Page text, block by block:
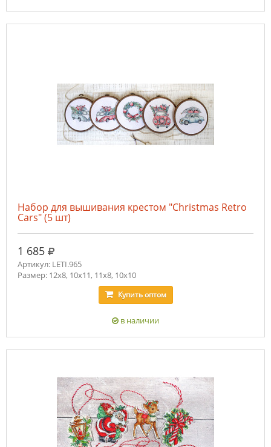
Набор для вышивания крестом "Christmas Retro
Cars" (5 шт)
1 685 руб.
Артикул: LETI.965
Размер: 12x8, 10x11, 11x8, 10x10
Купитьоптом
в наличии